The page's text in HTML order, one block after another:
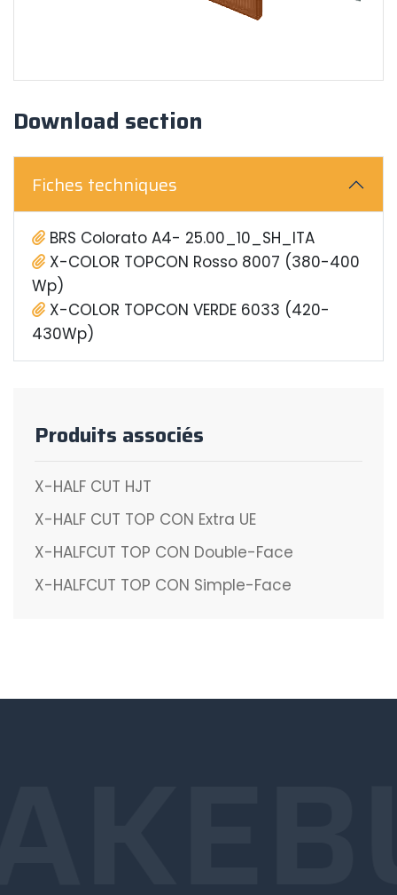
Download section
Fiches techniques
BRS Colorato A4- 25.00_10_SH_ITA
X-COLOR TOPCON Rosso 8007 (380-400
Wp)
X-COLOR TOPCON VERDE 6033 (420-
430Wp)
Produits associés
X-HALF CUT HJT
X-HALF CUT TOP CON Extra UE
X-HALFCUT TOP CON Double-Face
X-HALFCUT TOP CON Simple-Face